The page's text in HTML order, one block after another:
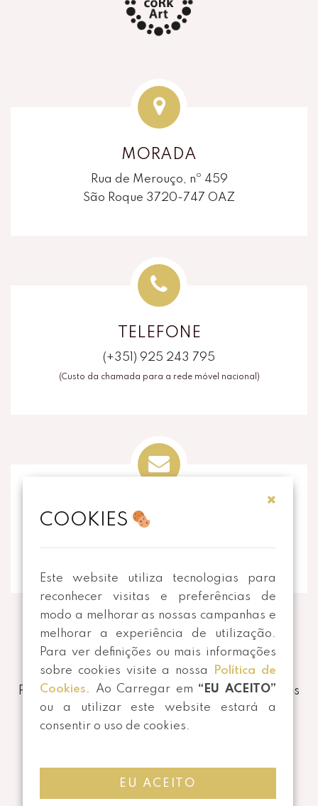
MORADA
Rua de Merouço, nº 459
São Roque 3720-747 OAZ
TELEFONE
(+351) 925 243 795
(Custo da chamada para a rede móvel nacional)
EMAIL
Formas de Pagamento e Envio •Política de
Privacidade •Termos e Condições •Devoluções
2026 Todos os direitos reservados |
COOKIES
Este website utiliza tecnologias para
reconhecer visitas e preferências de
modo a melhorar as nossas campanhas e
melhorar a experiência de utilização.
Para ver definições ou mais informações
sobre cookies visite a nossa
Política de
Cookies. Ao Carregar em “EU ACEITO”
ou a utilizar este website estará a
consentir o uso de cookies.
EU ACEITO